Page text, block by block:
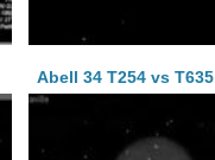
Abell 34 T254 vs T635